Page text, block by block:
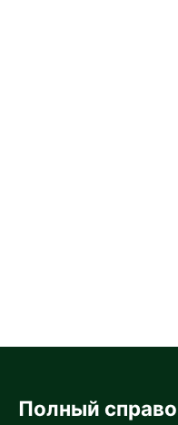
Полный